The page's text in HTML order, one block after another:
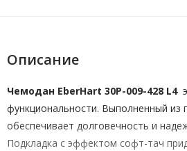
Описание
Чемодан EberHart 30P-009-428 L4
функциональности. Выполненный из
обеспечивает долговечность и
Подкладка с эффектом софт-тач